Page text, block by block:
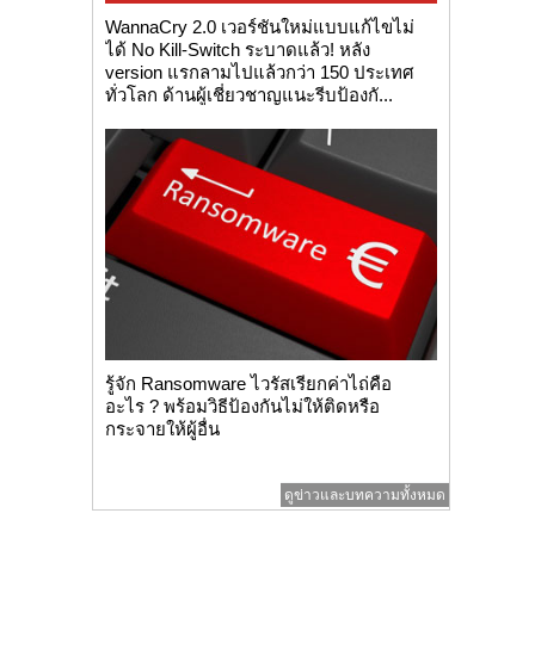
WannaCry 2.0 เวอร์ชันใหม่แบบแก้ไขไม่
ได้ No Kill-Switch ระบาดแล้ว! หลัง
version แรกลามไปแล้วกว่า 150 ประเทศ
ทั่วโลก ด้านผู้เชี่ยวชาญแนะรีบป้องกั...
รู้จัก Ransomware ไวรัสเรียกค่าไถ่คือ
อะไร ? พร้อมวิธีป้องกันไม่ให้ติดหรือ
กระจายให้ผู้อื่น
ดูข่าวและบทความทั้งหมด